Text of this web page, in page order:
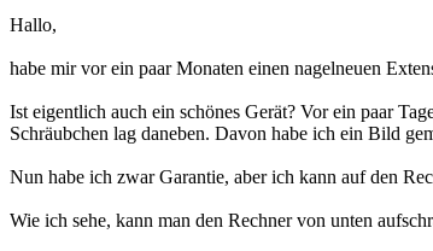
Hallo,
habe mir vor ein paar Monaten einen nagelneuen
Ist eigentlich auch ein schönes Gerät? Vor ein paar
Schräubchen lag daneben. Davon habe ich ein Bild
Nun habe ich zwar Garantie, aber ich kann auf den
Wie ich sehe, kann man den Rechner von unten